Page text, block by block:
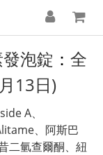
泡錠 ： 全
13日)
A、
、阿斯巴
二氫查爾酮、紐